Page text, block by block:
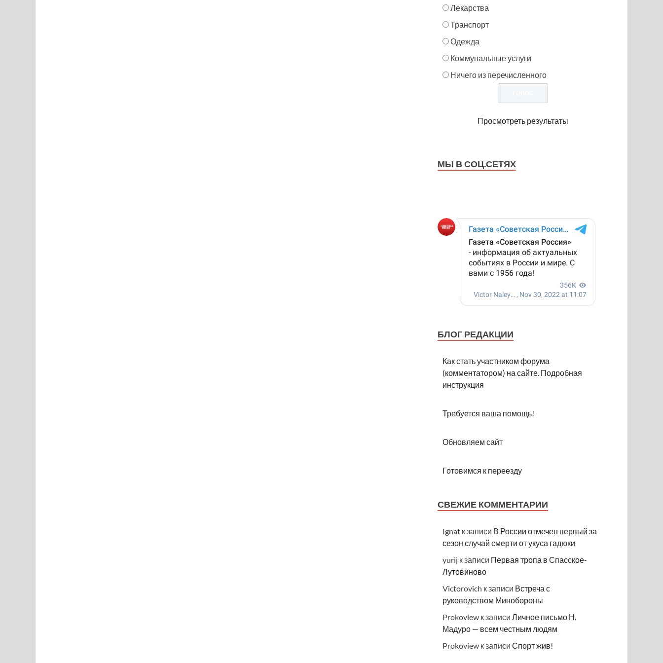
Лекарства
Транспорт
Одежда
Коммунальные услуги
Ничего из перечисленного
Просмотреть результаты
МЫ В СОЦ.СЕТЯХ
БЛОГ РЕДАКЦИИ
Как стать участником форума
(комментатором) на сайте. Подробная
инструкция
Требуется ваша помощь!
Обновляем сайт
Готовимся к переезду
СВЕЖИЕ КОММЕНТАРИИ
Ignat к записи В России отмечен первый за
сезон случай смерти от укуса гадюки
yurij к записи Первая тропа в Спасское-
Лутовиново
Victorovich к записи Встреча с
руководством Минобороны
Prokoview к записи Личное письмо Н.
Мадуро — всем честным людям
Prokoview к записиСпорт жив!